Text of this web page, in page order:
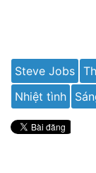
Steve Jobs
Nhiệt tình